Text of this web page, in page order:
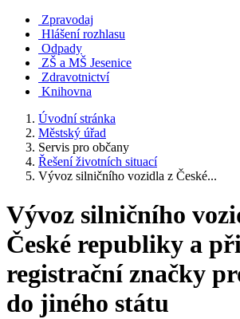
Zpravodaj
Hlášení rozhlasu
Odpady
ZŠ a MŠ Jesenice
Zdravotnictví
Knihovna
Úvodní stránka
Městský úřad
Servis pro občany
Řešení životních situací
Vývoz silničního vozidla z České...
Vývoz silničního
České republiky a
registrační značky
do jiného státu